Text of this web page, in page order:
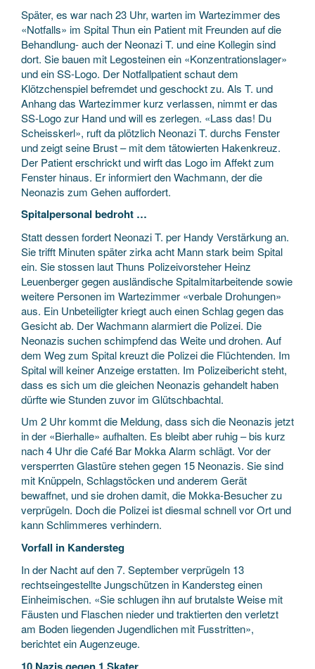
Später, es war nach 23 Uhr, warten im Wartezimmer des
«Notfalls» im Spital Thun ein Patient mit Freunden auf die
Behandlung- auch der Neonazi T. und eine Kollegin sind
dort. Sie bauen mit Legosteinen ein «Konzentrationslager»
und ein SS-Logo. Der Notfallpatient schaut dem
Klötzchenspiel befremdet und geschockt zu. Als T. und
Anhang das Wartezimmer kurz verlassen, nimmt er das
SS-Logo zur Hand und will es zerlegen. «Lass das! Du
Scheisskerl», ruft da plötzlich Neonazi T. durchs Fenster
und zeigt seine Brust – mit dem tätowierten Hakenkreuz.
Der Patient erschrickt und wirft das Logo im Affekt zum
Fenster hinaus. Er informiert den Wachmann, der die
Neonazis zum Gehen auffordert.
Spitalpersonal bedroht …
Statt dessen fordert Neonazi T. per Handy Verstärkung an.
Sie trifft Minuten später zirka acht Mann stark beim Spital
ein. Sie stossen laut Thuns Polizeivorsteher Heinz
Leuenberger gegen ausländische Spitalmitarbeitende sowie
weitere Personen im Wartezimmer «verbale Drohungen»
aus. Ein Unbeteiligter kriegt auch einen Schlag gegen das
Gesicht ab. Der Wachmann alarmiert die Polizei. Die
Neonazis suchen schimpfend das Weite und drohen. Auf
dem Weg zum Spital kreuzt die Polizei die Flüchtenden. Im
Spital will keiner Anzeige erstatten. Im Polizeibericht steht,
dass es sich um die gleichen Neonazis gehandelt haben
dürfte wie Stunden zuvor im Glütschbachtal.
Um 2 Uhr kommt die Meldung, dass sich die Neonazis jetzt
in der «Bierhalle» aufhalten. Es bleibt aber ruhig – bis kurz
nach 4 Uhr die Café Bar Mokka Alarm schlägt. Vor der
versperrten Glastüre stehen gegen 15 Neonazis. Sie sind
mit Knüppeln, Schlagstöcken und anderem Gerät
bewaffnet, und sie drohen damit, die Mokka-Besucher zu
verprügeln. Doch die Polizei ist diesmal schnell vor Ort und
kann Schlimmeres verhindern.
Vorfall in Kandersteg
In der Nacht auf den 7. September verprügeln 13
rechtseingestellte Jungschützen in Kandersteg einen
Einheimischen. «Sie schlugen ihn auf brutalste Weise mit
Fäusten und Flaschen nieder und traktierten den verletzt
am Boden liegenden Jugendlichen mit Fusstritten»,
berichtet ein Augenzeuge.
10 Nazis gegen 1 Skater